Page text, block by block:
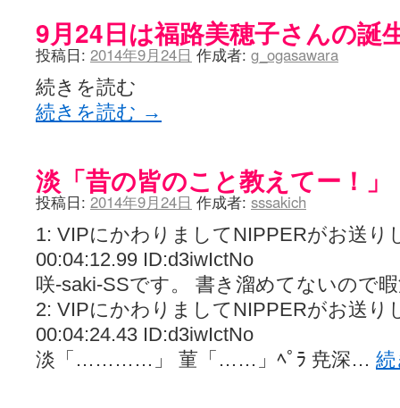
9月24日は福路美穂子さんの誕
投稿日: 2014年9月24日 作成者: g_ogasawara
続きを読む
続きを読む →
淡「昔の皆のこと教えてー！」
投稿日: 2014年9月24日 作成者: sssakich
1: VIPにかわりましてNIPPERがお送り
00:04:12.99 ID:d3iwIctNo
咲-saki-SSです。 書き溜めてないので
2: VIPにかわりましてNIPPERがお送り
00:04:24.43 ID:d3iwIctNo
淡「…………」 菫「……」ﾍﾟﾗ 尭深…